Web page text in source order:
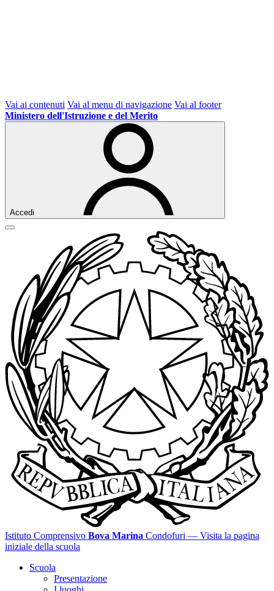
Vai ai contenuti Vai al menu di navigazione Vai al footer
Ministero dell'Istruzione e del Merito
Accedi
Istituto Comprensivo Bova Marina Condofuri — Visita la pagina
iniziale della scuola
Scuola
Presentazione